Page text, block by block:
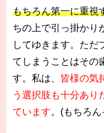
もちろん第一に重視
ちの上で引っ掛かり
してゆきます。ただ
てしまうことはその
す。私は、 皆様の気
う選択肢も十分あり
ています。(もちろ